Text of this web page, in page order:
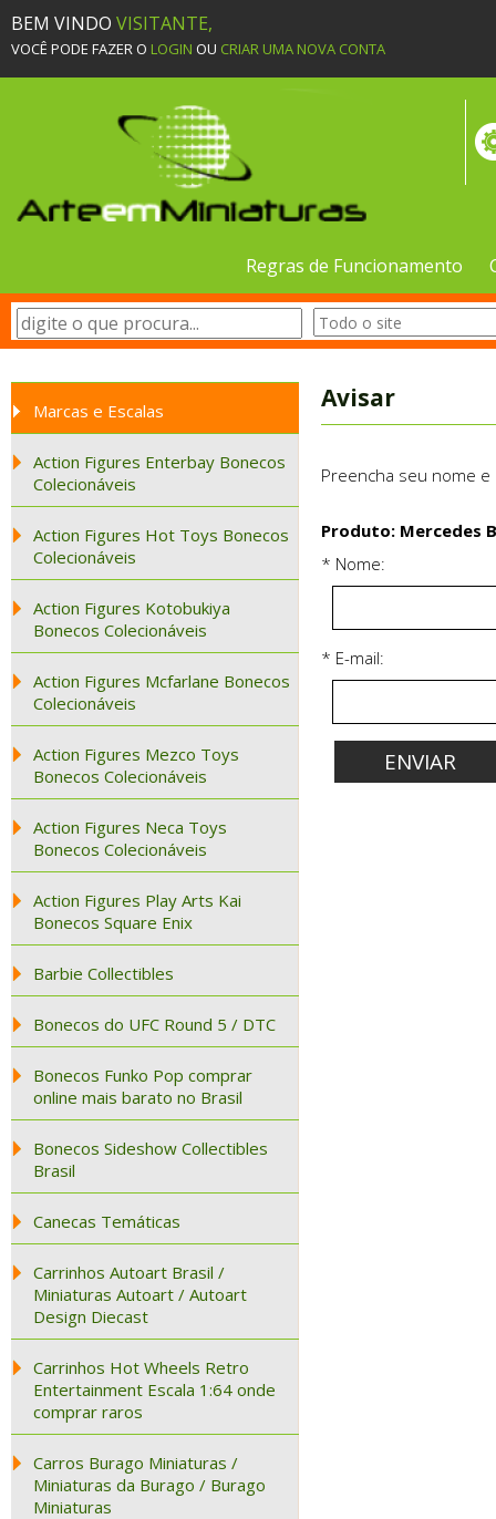
BEM VINDO VISITANTE,
VOCÊ PODE FAZER O LOGIN OU CRIAR UMA NOVA CONTA
Regras de Funcionamento
Marcas e Escalas
Action Figures Enterbay Bonecos
Colecionáveis
Action Figures Hot Toys Bonecos
Colecionáveis
Action Figures Kotobukiya
Bonecos Colecionáveis
Action Figures Mcfarlane Bonecos
Colecionáveis
Action Figures Mezco Toys
Bonecos Colecionáveis
Action Figures Neca Toys
Bonecos Colecionáveis
Action Figures Play Arts Kai
Bonecos Square Enix
Barbie Collectibles
Bonecos do UFC Round 5 / DTC
Bonecos Funko Pop comprar
online mais barato no Brasil
Bonecos Sideshow Collectibles
Brasil
Canecas Temáticas
Carrinhos Autoart Brasil /
Miniaturas Autoart / Autoart
Design Diecast
Carrinhos Hot Wheels Retro
Entertainment Escala 1:64 onde
comprar raros
Carros Burago Miniaturas /
Miniaturas da Burago / Burago
Miniaturas
Avisar
Preencha seu nome
Produto: Mercedes
* Nome:
* E-mail: